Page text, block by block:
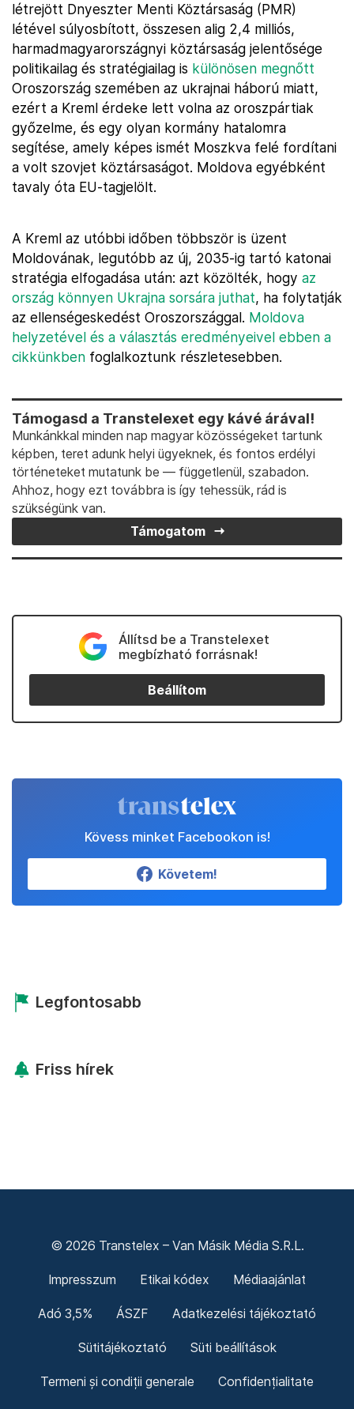
létrejött Dnyeszter Menti Köztársaság (PMR)
létével súlyosbított, összesen alig 2,4 milliós,
harmadmagyarországnyi köztársaság jelentősége
politikailag és stratégiailag is különösen megnőtt
Oroszország szemében az ukrajnai háború miatt,
ezért a Kreml érdeke lett volna az oroszpártiak
győzelme, és egy olyan kormány hatalomra
segítése, amely képes ismét Moszkva felé fordítani
a volt szovjet köztársaságot. Moldova egyébként
tavaly óta EU-tagjelölt.
A Kreml az utóbbi időben többször is üzent
Moldovának, legutóbb az új, 2035-ig tartó katonai
stratégia elfogadása után: azt közölték, hogy az
ország könnyen Ukrajna sorsára juthat, ha folytatják
az ellenségeskedést Oroszországgal. Moldova
helyzetével és a választás eredményeivel ebben a
cikkünkben foglalkoztunk részletesebben.
Támogasd a Transtelexet egy kávé árával!
Munkánkkal minden nap magyar közösségeket tartunk
képben, teret adunk helyi ügyeknek, és fontos erdélyi
történeteket mutatunk be — függetlenül, szabadon.
Ahhoz, hogy ezt továbbra is így tehessük, rád is
szükségünk van.
Támogatom
Állítsd be a Transtelexet
megbízható forrásnak!
Beállítom
Kövess minket Facebookon is!
Követem!
Legfontosabb
Friss hírek
© 2026 Transtelex – Van Másik Média S.R.L.
Impresszum Etikai kódex Médiaajánlat
Adó 3,5% ÁSZF Adatkezelési tájékoztató
Sütitájékoztató Süti beállítások
Termeni și condiții generale Confidențialitate